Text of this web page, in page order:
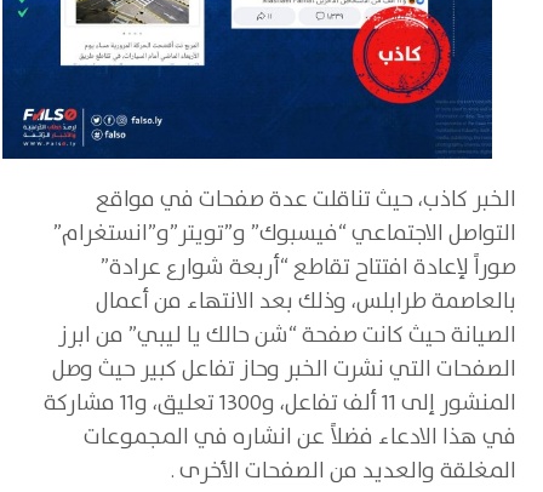
الخبر كاذب، حيث تناقلت عدة صفحات في مواقع
التواصل الاجتماعي “فيسبوك” و”تويتر”و”انستغرام”
صوراً لإعادة افتتاح تقاطع “أربعة شوارع عرادة”
بالعاصمة طرابلس، وذلك بعد الانتهاء من أعمال
الصيانة حيث كانت صفحة “شن حالك يا ليبي” من ابرز
الصفحات التي نشرت الخبر وحاز تفاعل كبير حيث وصل
المنشور إلى 11 ألف تفاعل، و1300 تعليق، و11 مشاركة
في هذا الادعاء فضلاً عن انشاره في المجموعات
المغلقة والعديد من الصفحات الأخرى .